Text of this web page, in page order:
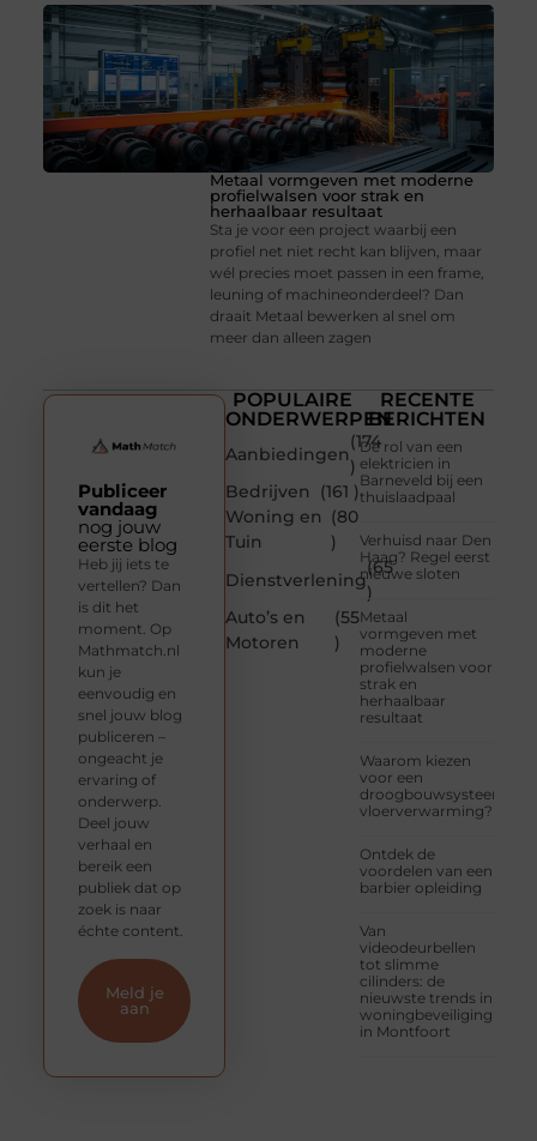
Metaal vormgeven met moderne
profielwalsen voor strak en
herhaalbaar resultaat
Sta je voor een project waarbij een
profiel net niet recht kan blijven, maar
wél precies moet passen in een frame,
leuning of machineonderdeel? Dan
draait Metaal bewerken al snel om
meer dan alleen zagen
POPULAIRE
ONDERWERPEN
Aanbiedingen
(174
)
Bedrijven
(161 )
Woning en
Tuin
(80
)
Dienstverlening
(65
)
Auto’s en
Motoren
(55
)
RECENTE
BERICHTEN
De rol van een
elektricien in
Barneveld bij een
thuislaadpaal
Verhuisd naar Den
Haag? Regel eerst
nieuwe sloten
Metaal
vormgeven met
moderne
profielwalsen voor
strak en
herhaalbaar
resultaat
Waarom kiezen
voor een
droogbouwsysteem
vloerverwarming?
Ontdek de
voordelen van een
barbier opleiding
Van
videodeurbellen
tot slimme
cilinders: de
nieuwste trends in
woningbeveiliging
in Montfoort
Publiceer
vandaag
nog jouw
eerste blog
Heb jij iets te
vertellen? Dan
is dit het
moment. Op
Mathmatch.nl
kun je
eenvoudig en
snel jouw blog
publiceren –
ongeacht je
ervaring of
onderwerp.
Deel jouw
verhaal en
bereik een
publiek dat op
zoek is naar
échte content.
Meld je
aan